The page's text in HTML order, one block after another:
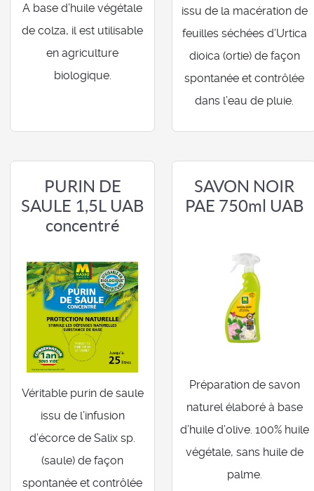
A base d’huile végétale
de colza, il est utilisable
en agriculture
biologique.
issu de la macération de
feuilles séchées d’Urtica
dioica (ortie) de façon
spontanée et contrôlée
dans l’eau de pluie.
PURIN DE
SAULE 1,5L UAB
concentré
Véritable purin de saule
issu de l’infusion
d’écorce de Salix sp.
(saule) de façon
spontanée et contrôlée
SAVON NOIR
PAE 750ml UAB
Préparation de savon
naturel élaboré à base
d’huile d’olive. 100% huile
végétale, sans huile de
palme.